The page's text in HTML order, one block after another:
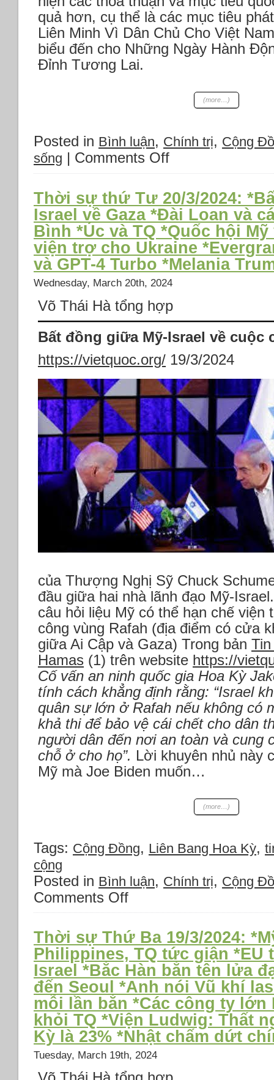
quả hơn, cụ thể là các mục tiêu
Liên Minh Vì Dân Chủ Cho Việt
biểu đến cho Những Ngày Hành
Đỉnh Tương Lai.
(more…)
Posted in Bình luận, Chính trị, Cộng
sống | Comments Offon
Các
Tổ
Chức
Thế
Giới
Về
Tô
Lâm
Thời sự thứ Tư 20/3/2024:
Israel về Gaza *Đài Loan và
Bình *Úc và TQ *Quốc hội
viện trợ cho Ukraine
và GPT-4 Turbo *Melania
Wednesday, March 20th, 2024
Võ Thái Hà tổng hợp
Bất đồng giữa Mỹ-Israel về cuộc
https://vietquoc.org/ 19/3/2024
của Thượng Nghị Sỹ Chuck
đầu giữa hai nhà lãnh đạo Mỹ-
câu hỏi liệu Mỹ có thể hạn chế
công vùng Rafah (địa điểm có cửa
giữa Ai Cập và Gaza) Trong bản
Hamas (1) trên website https://
Cố vấn an ninh quốc gia Hoa Kỳ
tính cách khẳng định rằng: “Israel
quân sự lớn ở Rafah nếu không có
khả thi để bảo vệ cái chết cho dân
người dân đến nơi an toàn và cung
chỗ ở cho họ”. Lời khuyên nhủ này
Mỹ mà Joe Biden muốn…
(more…)
Tags: Cộng Đồng, Liên Bang Hoa Kỳ,
cộng
Posted in Bình luận, Chính trị, Cộng
Comments Offon
thứ
Tư
20/3/2024:
*Bất
đồng
giữa
Mỹ-
Israel
về
Gaza
*Đài
Thời sự Thứ Ba 19/3/2024:
Philippines, TQ tức giận *EU
Israel *Bắc Hàn bắn tên lửa
đến Seoul *Anh nói Vũ khí
mỗi lần bắn *Các công ty lớn
khỏi TQ *Viện Ludwig: Thất
Kỳ là 23% *Nhật chấm dứt
Tuesday, March 19th, 2024